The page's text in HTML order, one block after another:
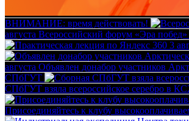
ВНИМАНИЕ: время действовать!
августа Всероссийский форум «Эра побед»
3
августа Объявлен донабор участников
СПбГУТ
СПбГУТ взяла всероссийское серебро в
Присоединяйтесь к клубу